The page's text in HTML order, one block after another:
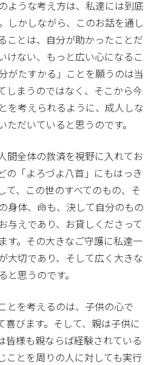
ような考え方は、私達には到底
しかしながら、このお話を通し
ことは、自分が助かったことだ
けない、もっと広い心になるこ
がたすかる」ことを願うのは当
しまうのではなく、そこから今
を考えられるように、成人しな
ただいていると思うのです。
間全体の救済を視野に入れてお
の「よろづよ八首」にもはっき
て、この世のすべてのもの、そ
身体、命も、決して自分のもの
与えであり、お貸しくださって
す。その大きなご守護に私達一
大切であり、そして広く大きな
と思うのです。
とを考えるのは、子供の心で
喜びます。そして、親は子供に
皆様も親ならば経験されている
ことを周りの人に対しても実行